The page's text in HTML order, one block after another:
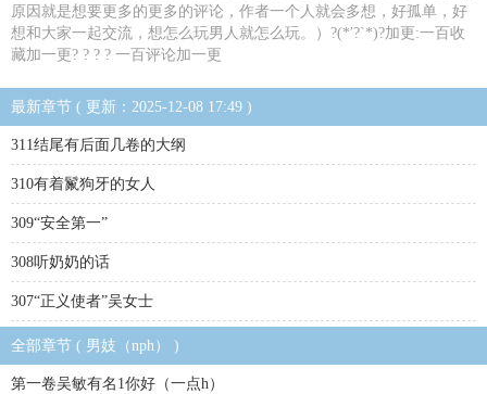
原因就是想要更多的更多的评论，作者一个人就会多想，好孤单，好
想和大家一起交流，想怎么玩男人就怎么玩。）?(*′?`*)?加更:一百收
藏加一更? ? ? ? 一百评论加一更
最新章节 ( 更新：2025-12-08 17:49 )
311结尾有后面几卷的大纲
310有着鬣狗牙的女人
309“安全第一”
308听奶奶的话
307“正义使者”吴女士
全部章节 ( 男妓（nph） )
第一卷吴敏有名1你好（一点h）